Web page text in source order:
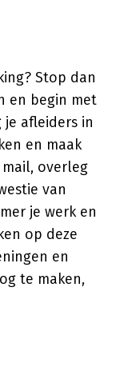
Stop dan
en begin met
afleiders in
en maak
overleg
van
je werk en
op deze
en
te maken,